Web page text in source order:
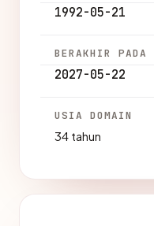
1992-05-21
BERAKHIR PADA
2027-05-22
USIA DOMAIN
34 tahun